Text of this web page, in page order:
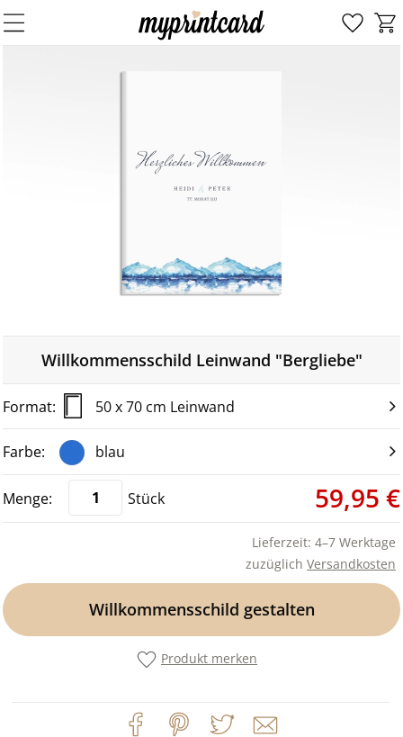
Willkommensschild Leinwand "Bergliebe"
50 x 70 cm Leinwand
blau
Stück 59,95 €
Lieferzeit: 4–7 Werktage
zuzüglich Versandkosten
Willkommensschild gestalten
Produkt merken